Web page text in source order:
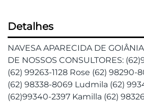
Detalhes
NAVESA APARECIDA DE
DE NOSSOS CONSULTORES:
(62) 99263-1128 Rose (62)
(62) 98338-8069 Ludmila (62)
(62)99340-2397 Kamilla (62)